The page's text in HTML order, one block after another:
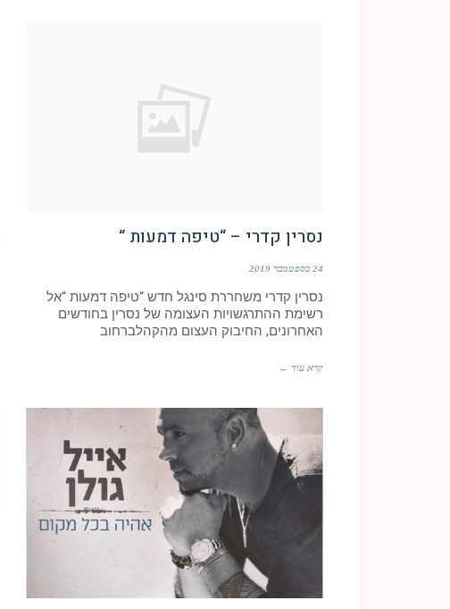
נסרין קדרי – “טיפה דמעות “
24 בספטמבר 2019
נסרין קדרי משחררת סינגל חדש “טיפה דמעות “אל
רשימת ההתרגשויות העצומה של נסרין בחודשים
האחרונים, החיבוק העצום מהקהלברחוב
קרא עוד ←